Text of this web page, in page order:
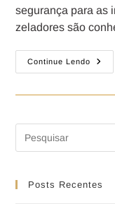
segurança para as
zeladores são
Continue Lendo
Posts Recentes